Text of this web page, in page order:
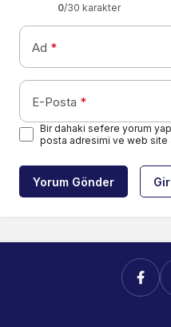
0/30 karakter
Ad *
E-Posta *
Bir dahaki sefere yorum
posta adresimi ve web site
Yorum Gönder